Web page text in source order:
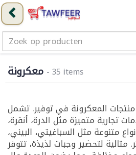
معكرونة - 35 items
المعكرونة في توفير. تشمل
تجارية متميزة مثل الدرة، أنقرة،
متنوعة مثل السباغيتي، البيني،
مثالية لتحضير وجبات لذيذة، تتوفر